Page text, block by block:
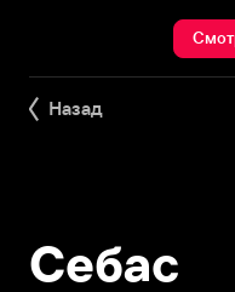
Назад
Себас